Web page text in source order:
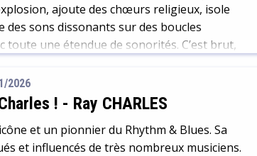
ajoute des chœurs religieux, isole
des sons dissonants sur des boucles
toute une étendue de sonorités. C’est brut,
2026
! - Ray CHARLES
et un pionnier du Rhythm & Blues. Sa
et influencés de très nombreux musiciens.